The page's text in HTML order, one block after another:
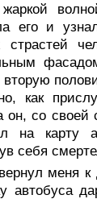
его и
как
он, со
на карту
себя
меня
автобуса